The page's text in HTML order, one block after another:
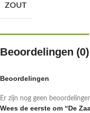
ZOUT
Beoordelingen (0)
Beoordelingen
Er zijn nog geen
Wees de eerste om “De